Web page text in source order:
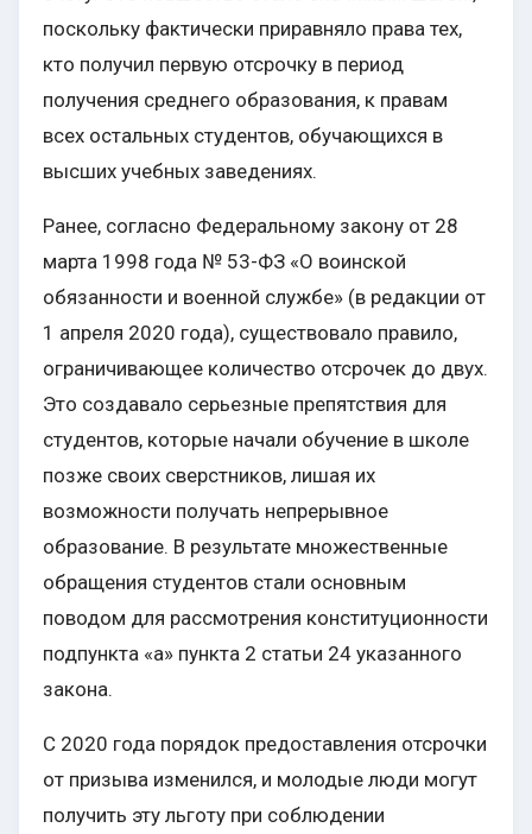
поскольку фактически приравняло права тех,
кто получил первую отсрочку в период
получения среднего образования, к правам
всех остальных студентов, обучающихся в
высших учебных заведениях.
Ранее, согласно Федеральному закону от 28
марта 1998 года № 53-ФЗ «О воинской
обязанности и военной службе» (в редакции от
1 апреля 2020 года), существовало правило,
ограничивающее количество отсрочек до двух.
Это создавало серьезные препятствия для
студентов, которые начали обучение в школе
позже своих сверстников, лишая их
возможности получать непрерывное
образование. В результате множественные
обращения студентов стали основным
поводом для рассмотрения конституционности
подпункта «а» пункта 2 статьи 24 указанного
закона.
С 2020 года порядок предоставления отсрочки
от призыва изменился, и молодые люди могут
получить эту льготу при соблюдении